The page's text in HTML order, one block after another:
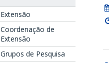
Extensão
Coordenação de
Extensão
Grupos de Pesquisa